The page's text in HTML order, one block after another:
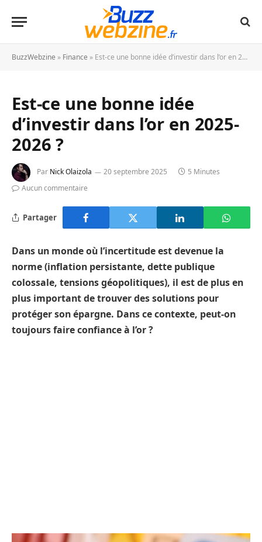
BuzzWebzine » Finance » Est-ce une bonne idée d’investir dans l’or en 2025-2026 ?
Est-ce une bonne idée
d’investir dans l’or en 2025-
2026 ?
Par Nick Olaizola 20 septembre 2025
5 Minutes
Aucun commentaire
Partager
Dans un monde où l’incertitude est devenue la
norme (inflation persistante, dette publique
colossale, tensions géopolitiques), il est de plus en
plus important de trouver des solutions pour
protéger son épargne. Dans ce contexte, peut-on
toujours faire confiance à l’or ?